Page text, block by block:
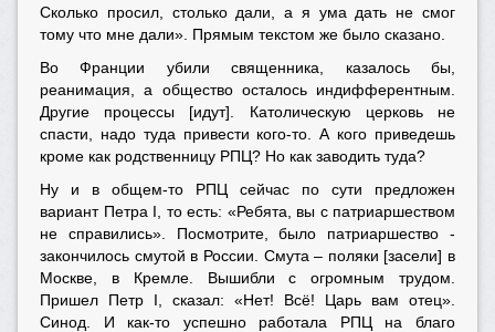
Сколько просил, столько дали, а я ума дать не смог
тому что мне дали». Прямым текстом же было сказано.
Во Франции убили священника, казалось бы,
реанимация, а общество осталось индифферентным.
Другие процессы [идут]. Католическую церковь не
спасти, надо туда привести кого-то. А кого приведешь
кроме как родственницу РПЦ? Но как заводить туда?
Ну и в общем-то РПЦ сейчас по сути предложен
вариант Петра I, то есть: «Ребята, вы с патриаршеством
не справились». Посмотрите, было патриаршество -
закончилось смутой в России. Смута – поляки [засели] в
Москве, в Кремле. Вышибли с огромным трудом.
Пришел Петр I, сказал: «Нет! Всё! Царь вам отец».
Синод. И как-то успешно работала РПЦ на благо